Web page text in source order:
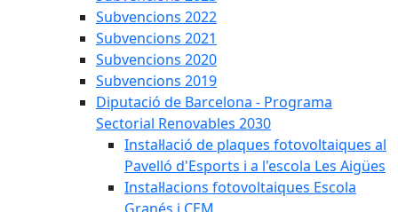
Subvencions 2022
Subvencions 2021
Subvencions 2020
Subvencions 2019
Diputació de Barcelona - Programa
Sectorial Renovables 2030
Instal·lació de plaques fotovoltaiques al
Pavelló d'Esports i a l'escola Les Aigües
Instal·lacions fotovoltaiques Escola